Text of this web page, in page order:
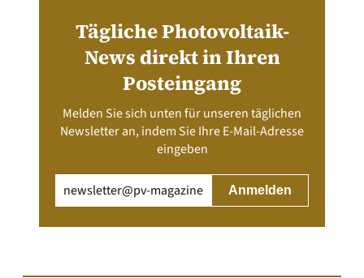
Tägliche Photovoltaik-
News direkt in Ihren
Posteingang
Melden Sie sich unten für unseren täglichen
Newsletter an, indem Sie Ihre E-Mail-Adresse
eingeben
(erforderlich)